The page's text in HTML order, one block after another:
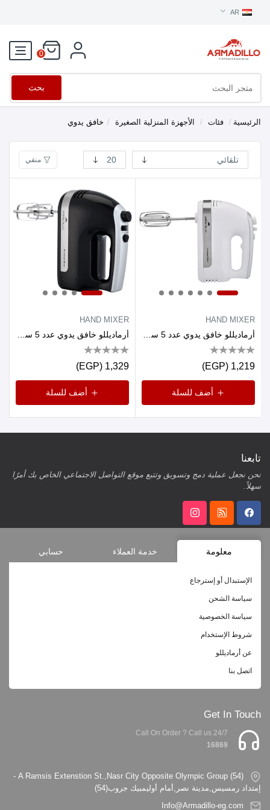
AR
0
بحث
الرئيسية / فئات / الأجهزة المنزلية الصغيرة / خافق يدوي
منقي
HAND MIXER
1,219 (EGP)
أضف للسلة
HAND MIXER
1,329 (EGP)
أضف للسلة
تابعنا
نحن نجعل عملية دمج وتسويق وتتبع موقع التواصل الاجتماعي الخاص بك أمرًا
سهلاً.
معلومة خدمة العملاء حسابي
Get In Touch
Call On Order ? Call us 24/7
16869
(54) A Ramsis Extenstion St.,Nasr City Opposite Olympic Group -
إمتداد رمسيس,مدينة نصر,أمام أوليمبيك جروب(54)
Info@Armadillo-eg.com
الإستبدال أو إسترجاع
سياسة الشحن
سياسة الخصوصية
شروط الإستخدام
عن أرماديللو
اتصل بنا